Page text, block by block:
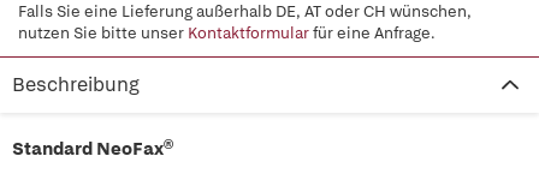
Falls Sie eine Lieferung außerhalb DE, AT oder CH wünschen,
nutzen Sie bitte unser Kontaktformularfür eine Anfrage.
Beschreibung
Standard NeoFax®